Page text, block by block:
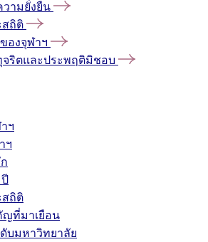
วามยั่งยืน
ถิติ
องจุฬาฯ
จริตและประพฤติมิชอบ
ฯ
ฯ
ถิติ
ที่มาเยือน
บมหาวิทยาลัย